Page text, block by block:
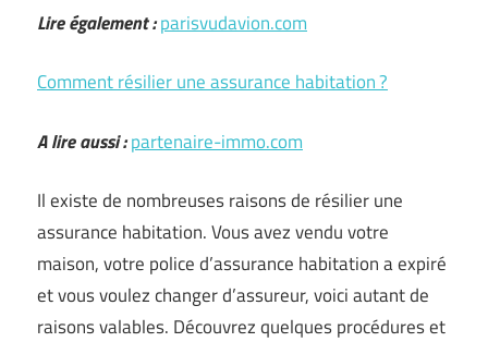
Lire également :parisvudavion.com
Comment résilier une assurance habitation ?
A lire aussi :partenaire-immo.com
Il existe de nombreuses raisons de résilier une
assurance habitation. Vous avez vendu votre
maison, votre police d’assurance habitation a expiré
et vous voulez changer d’assureur, voici autant de
raisons valables. Découvrez quelques procédures et